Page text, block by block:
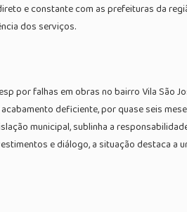
e constante com as prefeituras da
dos serviços.
por falhas em obras no bairro Vila
deficiente, por quase seis
municipal, sublinha a
e diálogo, a situação destaca